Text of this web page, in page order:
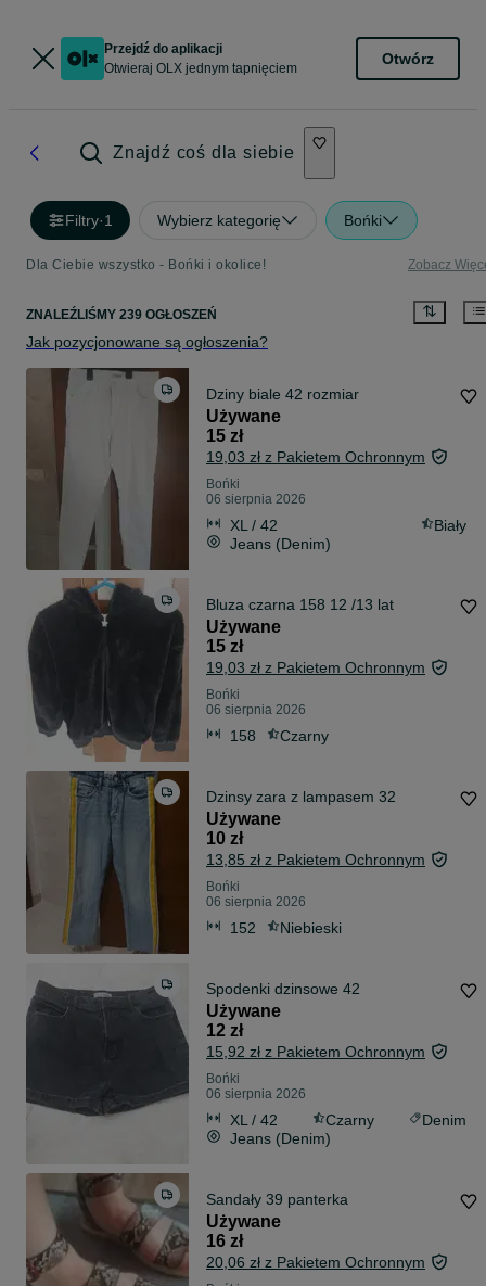
Przejdź do aplikacji
Otwieraj OLX jednym tapnięciem
Otwórz
Znajdź coś dla siebie
Filtry·1 Wybierz kategorię Bońki
Dla Ciebie wszystko - Bońki i okolice! Zobacz
ZNALEŹLIŚMY 239 OGŁOSZEŃ
Jak pozycjonowane są ogłoszenia?
Dziny biale 42 rozmiar
Używane
15 zł
19,03 zł z Pakietem Ochronnym
Bońki
06 sierpnia 2026
XL / 42
Biały
Jeans (Denim)
Bluza czarna 158 12 /13 lat
Używane
15 zł
19,03 zł z Pakietem Ochronnym
Bońki
06 sierpnia 2026
158 Czarny
Dzinsy zara z lampasem 32
Używane
10 zł
13,85 zł z Pakietem Ochronnym
Bońki
06 sierpnia 2026
152 Niebieski
Spodenki dzinsowe 42
Używane
12 zł
15,92 zł z Pakietem Ochronnym
Bońki
06 sierpnia 2026
XL / 42 Czarny
Denim
Jeans (Denim)
Sandały 39 panterka
Używane
16 zł
20,06 zł z Pakietem Ochronnym